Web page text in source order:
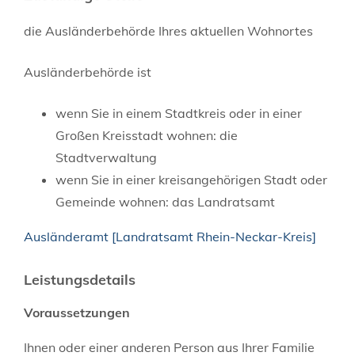
die Ausländerbehörde Ihres aktuellen Wohnortes
Ausländerbehörde ist
wenn Sie in einem Stadtkreis oder in einer
Großen Kreisstadt wohnen: die
Stadtverwaltung
wenn Sie in einer kreisangehörigen Stadt oder
Gemeinde wohnen: das Landratsamt
Ausländeramt [Landratsamt Rhein-Neckar-Kreis]
Leistungsdetails
Voraussetzungen
Ihnen oder einer anderen Person aus Ihrer Familie